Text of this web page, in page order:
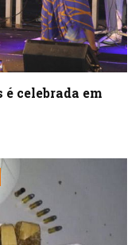
celebrada em